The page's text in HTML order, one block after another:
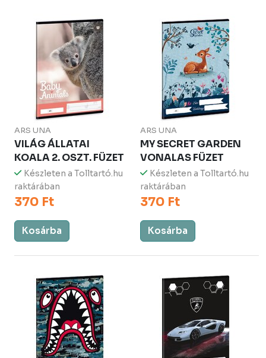
ARS UNA
VILÁG ÁLLATAI
KOALA 2. OSZT. FÜZET
Készleten a Tolltartó.hu
raktárában
370 Ft
Kosárba
ARS UNA
MY SECRET GARDEN
VONALAS FÜZET
Készleten a Tolltartó.hu
raktárában
370 Ft
Kosárba